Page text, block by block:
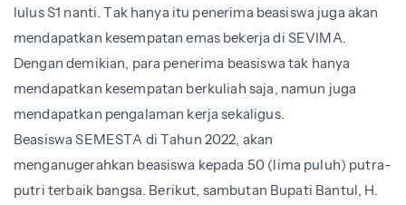
lulus S1 nanti. Tak hanya itu penerima beasiswa juga akan
mendapatkan kesempatan emas bekerja di SEVIMA.
Dengan demikian, para penerima beasiswa tak hanya
mendapatkan kesempatan berkuliah saja, namun juga
mendapatkan pengalaman kerja sekaligus.
Beasiswa SEMESTA di Tahun 2022, akan
menganugerahkan beasiswa kepada 50 (lima puluh) putra-
putri terbaik bangsa. Berikut, sambutan Bupati Bantul, H.